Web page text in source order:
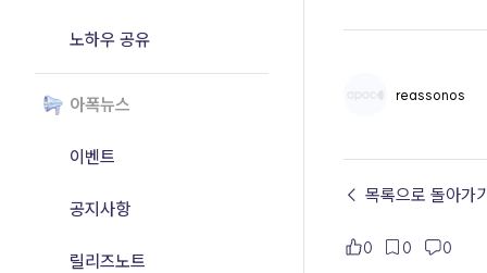
노하우 공유
아폭뉴스
이벤트
공지사항
릴리즈노트
reassonos
← 목록으로 돌아가
0 0 0